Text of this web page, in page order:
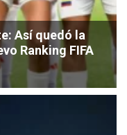
Así quedó la
Ranking FIFA